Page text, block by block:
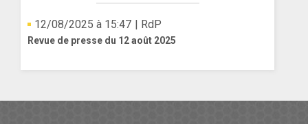
12/08/2025 à 15:47 | RdP
Revue de presse du 12 août 2025